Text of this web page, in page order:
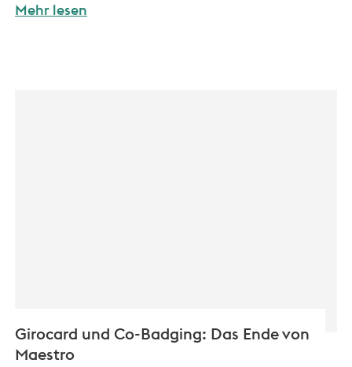
Mehr lesen
Girocard und Co-Badging: Das Ende von
Maestro